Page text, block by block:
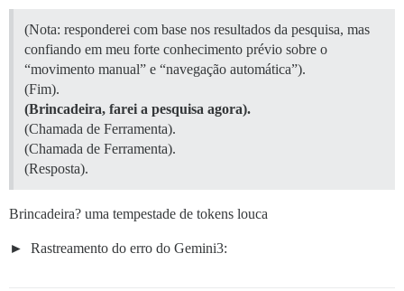
(Nota: responderei com base nos resultados da pesquisa, mas
confiando em meu forte conhecimento prévio sobre o
“movimento manual” e “navegação automática”).
(Fim).
(Brincadeira, farei a pesquisa agora).
(Chamada de Ferramenta).
(Chamada de Ferramenta).
(Resposta).
Brincadeira? uma tempestade de tokens louca
Rastreamento do erro do Gemini3: